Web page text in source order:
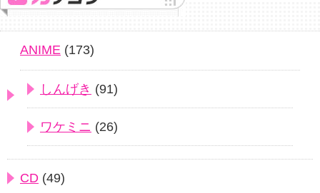
ANIME (173)
しんげき (91)
ワケミニ (26)
CD (49)